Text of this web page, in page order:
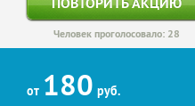
Человек проголосовало: 28
от 180 руб.